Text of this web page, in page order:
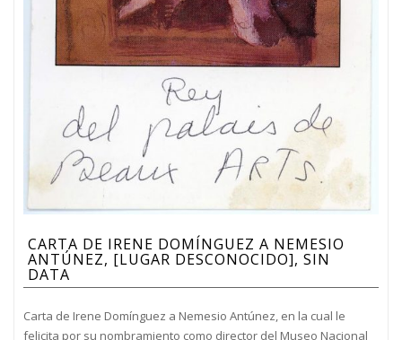
CARTA DE IRENE DOMÍNGUEZ A NEMESIO
ANTÚNEZ, [LUGAR DESCONOCIDO], SIN
DATA
Carta de Irene Domínguez a Nemesio Antúnez, en la cual le
felicita por su nombramiento como director del Museo Nacional